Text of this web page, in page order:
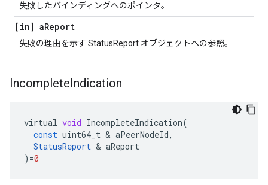
失敗したバインディングへのポインタ。
[in] aReport
失敗の理由を示す StatusReport オブジェクトへの参照。
IncompleteIndication
virtual void IncompleteIndication(
const uint64_t & aPeerNodeId,
StatusReport & aReport
) =0